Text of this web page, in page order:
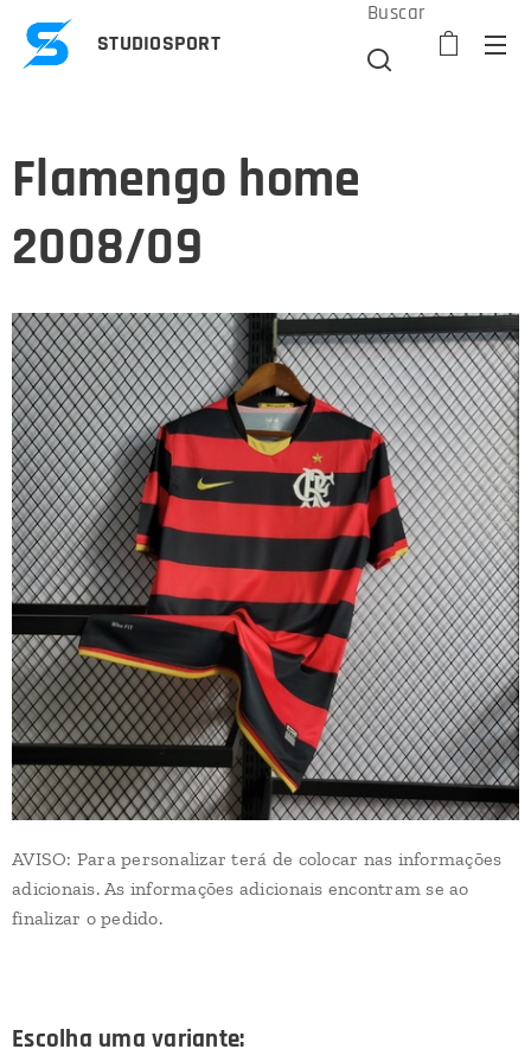
STUDIOSPORT
Buscar
Flamengo home
2008/09
AVISO: Para personalizar terá de colocar nas informações
adicionais. As informações adicionais encontram se ao
finalizar o pedido.
Escolha uma variante: